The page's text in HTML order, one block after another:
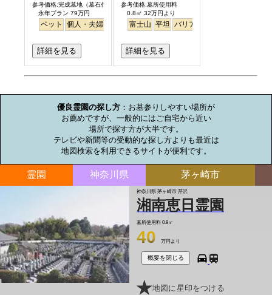
参考価格:完成墓地（墓石代含）
永年プラン 79万円
ペット 個人・夫婦 永代供養 樹木葬 公園墓地
詳細を見る
参考価格:墓所使用料
0.8㎡ 32万円より
富士山 平坦 バリアフリー
詳細を見る
優良霊園の探し方 ：お墓参りしやすい場所が
お薦めですが、一般的にはご自宅から近い
場所で探す方が大半です。
テレビや新聞等の受動的な探し方よりも最近は
地図検索を利用できるサイトが便利です。
霊園 神奈川県 茅ヶ崎市
神奈川県 茅ヶ崎市 芹沢
湘南恵日霊園
墓所使用料 0.8㎡
40 万円より
概要を閉じる
地図に星印をつける